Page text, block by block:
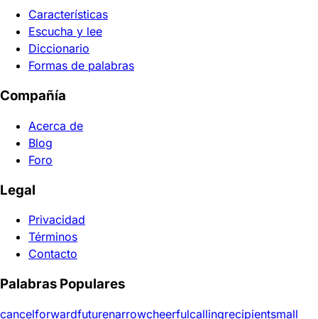
Características
Escucha y lee
Diccionario
Formas de palabras
Compañía
Acerca de
Blog
Foro
Legal
Privacidad
Términos
Contacto
Palabras Populares
cancelforwardfuturenarrowcheerfulcallingrecipientsmall